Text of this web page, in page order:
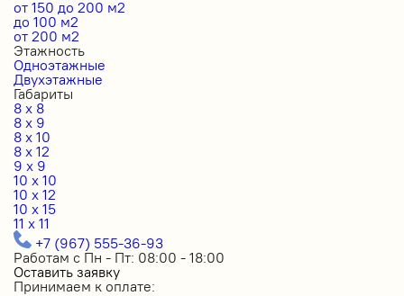
от 150 до 200 м2
до 100 м2
от 200 м2
Этажность
Одноэтажные
Двухэтажные
Габариты
8 x 8
8 x 9
8 x 10
8 x 12
9 x 9
10 x 10
10 x 12
10 x 15
11 x 11
+7 (967) 555-36-93
Работам с Пн - Пт: 08:00 - 18:00
Оставить заявку
Принимаем к оплате: